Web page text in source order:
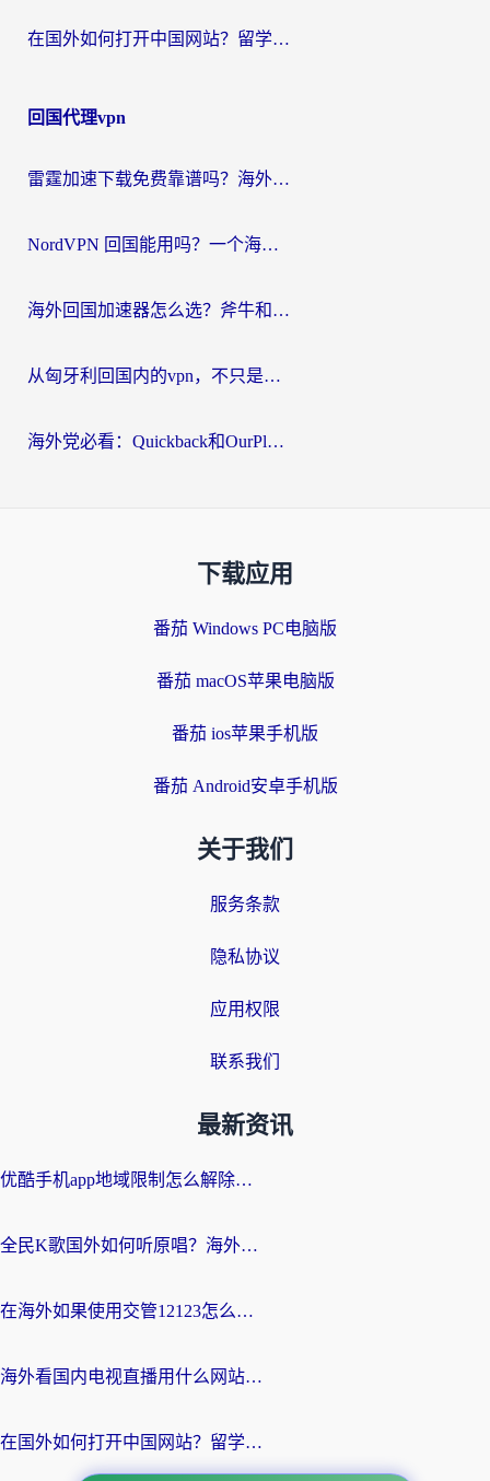
在国外如何打开中国网站？留学生与海外华人的无缝访问指南
回国代理vpn
雷霆加速下载免费靠谱吗？海外党选回国加速器的避坑指南（附热门工具对比）
NordVPN 回国能用吗？一个海外用户必须面对的真实困境
海外回国加速器怎么选？斧牛和海龟哪个好？一篇帮你避开坑的实用指南
从匈牙利回国内的vpn，不只是为了刷剧那么简单
海外党必看：Quickback和OurPlay好用吗？3分钟选对回国加速器，无缝刷剧玩游戏
下载应用
番茄 Windows PC电脑版
番茄 macOS苹果电脑版
番茄 ios苹果手机版
番茄 Android安卓手机版
关于我们
服务条款
隐私协议
应用权限
联系我们
最新资讯
优酷手机app地域限制怎么解除？海外党亲测有效的追剧方案
全民K歌国外如何听原唱？海外党亲测有效的回国加速器选择指南
在海外如果使用交管12123怎么处理？留学生亲测有效的回国加速方案
海外看国内电视直播用什么网站比较好？一篇解决你所有追剧难题的实用指南
在国外如何打开中国网站？留学生与海外华人的无缝访问指南